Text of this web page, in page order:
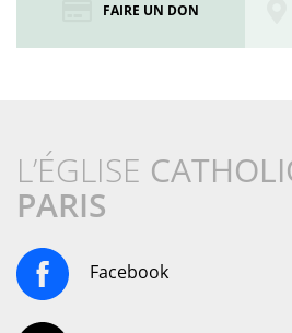
FAIRE UN DON
L’ÉGLISE
PARIS
Facebook